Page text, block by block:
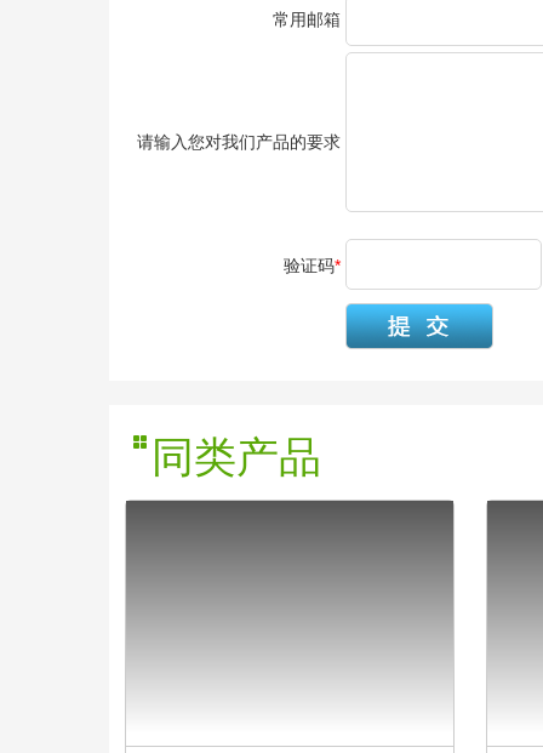
常用邮箱
请输入您对我们产品的要求
验证码*
同类产品